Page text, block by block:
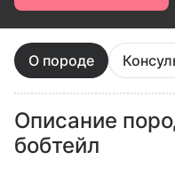
О породе
Описание
бобтейл